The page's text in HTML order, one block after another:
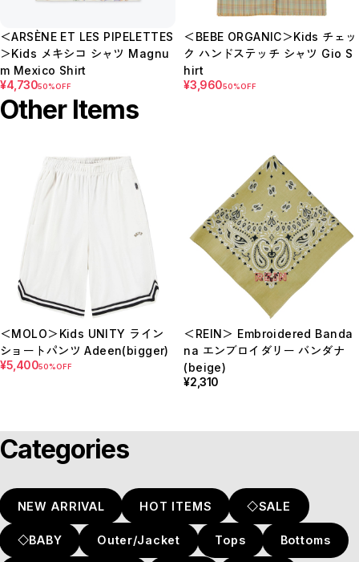
＜ARSÈNE ET LES PIPELETTES
＞Kids メキシコ シャツ Magnu
m Mexico Shirt
¥4,73050%OFF
＜BEBE ORGANIC＞Kids チェッ
ク ハンドステッチ シャツ Gio S
hirt
¥3,96050%OFF
Other Items
＜MOLO＞Kids UNITY ライン
ショートパンツ Adeen(bigger)
¥5,40050%OFF
＜REIN＞ Embroidered Banda
na エンブロイダリー バンダナ
(beige)
¥2,310
Categories
NEW ARRIVAL HOT ITEMS ◇SALE
◇BABY Outer/Jacket Tops Bottoms